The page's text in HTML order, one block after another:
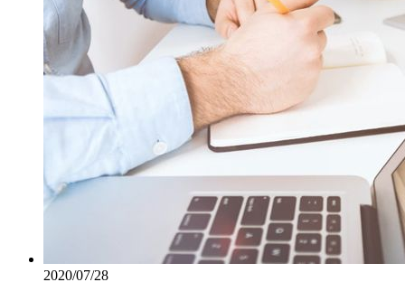
2020/07/28